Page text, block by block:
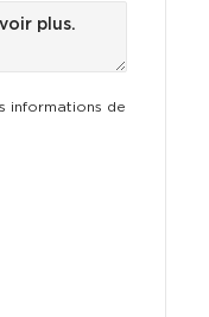
informations de